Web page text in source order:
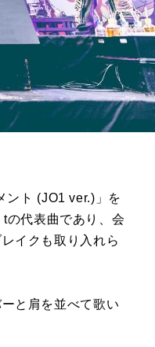
ント (JO1 ver.)」を
の代表曲であり、会
イクも取り入れら
と肩を並べて歌い